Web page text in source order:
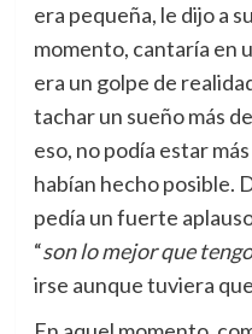
era pequeña, le dijo a
momento, cantaría en
era un golpe de
tachar un sueño más
eso, no podía estar
habían hecho posible.
pedía un fuerte
“son lo mejor que tengo
irse aunque tuviera